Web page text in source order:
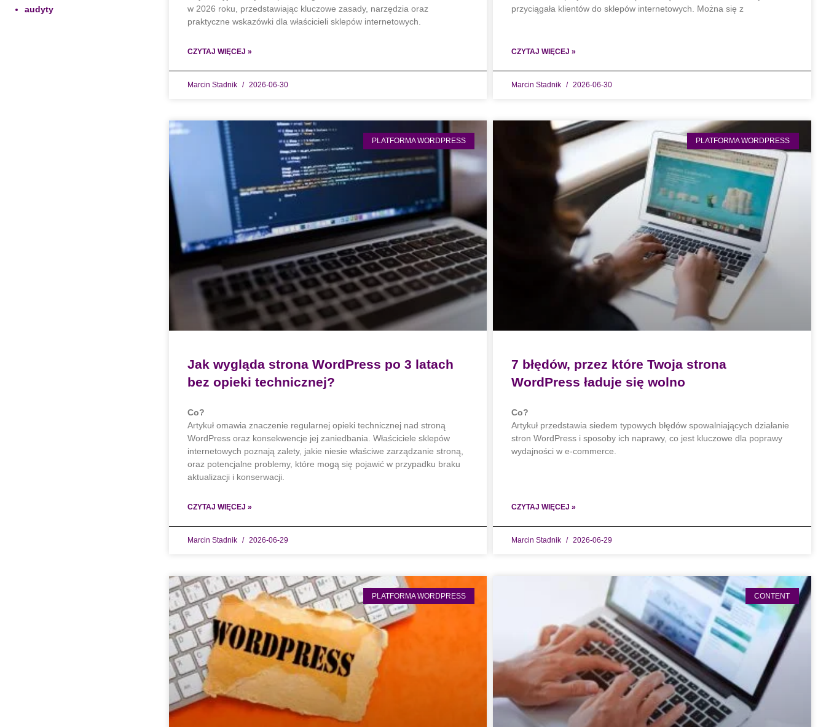
audyty
w 2026 roku, przedstawiając kluczowe zasady, narzędzia oraz
praktyczne wskazówki dla właścicieli sklepów internetowych.
CZYTAJ WIĘCEJ »
Marcin Stadnik 2026-06-30
przyciągała klientów do sklepów internetowych. Można się z
CZYTAJ WIĘCEJ »
Marcin Stadnik 2026-06-30
PLATFORMA WORDPRESS
Jak wygląda strona WordPress po 3 latach
bez opieki technicznej?
Co?
Artykuł omawia znaczenie regularnej opieki technicznej nad stroną
WordPress oraz konsekwencje jej zaniedbania. Właściciele sklepów
internetowych poznają zalety, jakie niesie właściwe zarządzanie stroną,
oraz potencjalne problemy, które mogą się pojawić w przypadku braku
aktualizacji i konserwacji.
CZYTAJ WIĘCEJ »
Marcin Stadnik 2026-06-29
PLATFORMA WORDPRESS
7 błędów, przez które Twoja strona
WordPress ładuje się wolno
Co?
Artykuł przedstawia siedem typowych błędów spowalniających działanie
stron WordPress i sposoby ich naprawy, co jest kluczowe dla poprawy
wydajności w e-commerce.
CZYTAJ WIĘCEJ »
Marcin Stadnik 2026-06-29
PLATFORMA WORDPRESS CONTENT